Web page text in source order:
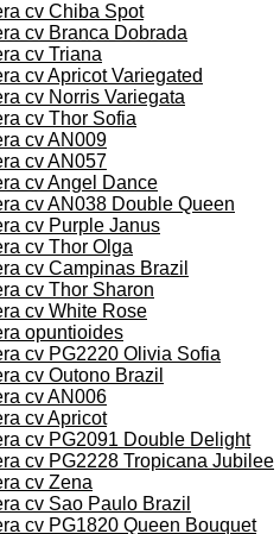
cv Chiba Spot
cv Branca Dobrada
cv Triana
cv Apricot Variegated
cv Norris Variegata
cv Thor Sofia
cv AN009
cv AN057
cv Angel Dance
cv AN038 Double Queen
cv Purple Janus
cv Thor Olga
cv Campinas Brazil
cv Thor Sharon
cv White Rose
opuntioides
cv PG2220 Olivia Sofia
cv Outono Brazil
cv AN006
cv Apricot
cv PG2091 Double Delight
cv PG2228 Tropicana Jubilee
cv Zena
cv Sao Paulo Brazil
cv PG1820 Queen Bouquet